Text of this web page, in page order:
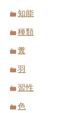
知能
種類
糞
羽
習性
色